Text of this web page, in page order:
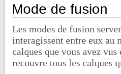
Mode de fusion
Les modes de fusion
interagissent entre eux au
calques que vous avez
recouvre tous les calques